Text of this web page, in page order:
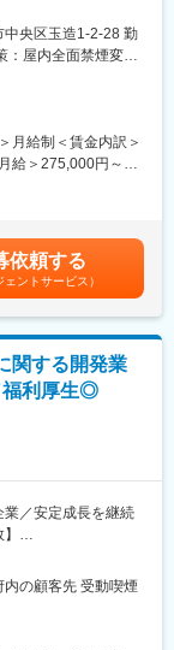
指導に将来的に出
（約半年~1年）で
気課13名、20～60
ます。
ターの回路設計を行
デバイス開発など
）です。
ロジェクトごとに
の小型複合機か
す。そのため電気
キュリティエンジ
者が集まって一つ
スキャナー、ファ
セキュリティー、
など、多機能化が
以来、売上とマーケ
フィスなど働き方
トサイズ設計の機種
どのソリューショ
入障壁が非常に高
います。
中央区玉造1-2-28 勤
：屋内全面禁煙変更
含む）
月給制＜賃金内訳＞
給＞275,000円～
額)は固定手当を含め
依頼する
ェントサービス）
関する開発業
福利厚生◎
業／安定成長を継続
の顧客先 受動喫煙